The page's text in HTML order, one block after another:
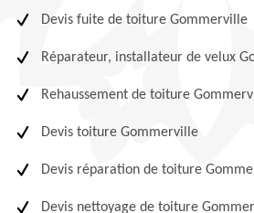
Devis fuite de toiture Gommerville
Réparateur, installateur de velux
Rehaussement de toiture
Devis toiture Gommerville
Devis réparation de toiture
Devis nettoyage de toiture